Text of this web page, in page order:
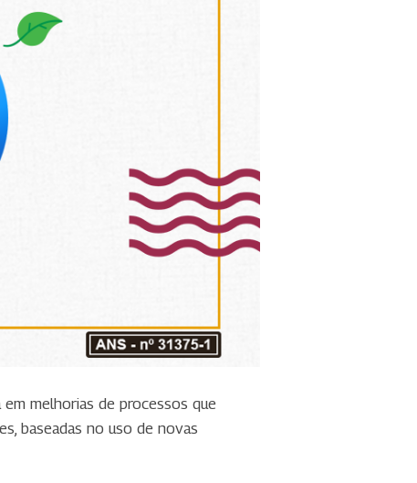
melhorias de processos que
baseadas no uso de novas